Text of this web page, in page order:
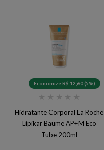
Economize R$ 12,60 (5%)
★ ★ ★ ★ ★
Hidratante Corporal La Roche
Lipikar Baume AP+M Eco
Tube 200ml